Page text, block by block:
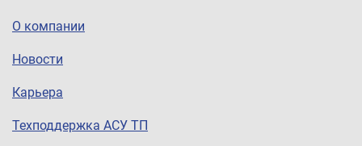
О компании
Новости
Карьера
Техподдержка АСУ ТП